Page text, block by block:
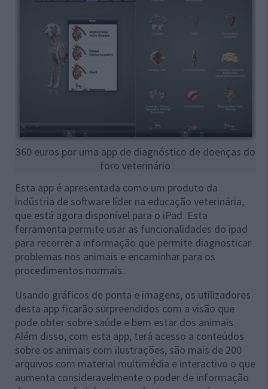
360 euros por uma app de diagnóstico de doenças do
foro veterinário
Esta app é apresentada como um produto da
indústria de software líder na educação veterinária,
que está agora disponível para o iPad. Esta
ferramenta permite usar as funcionalidades do ipad
para recorrer a informação que permite diagnosticar
problemas nos animais e encaminhar para os
procedimentos normais.
Usando gráficos de ponta e imagens, os utilizadores
desta app ficarão surpreendidos com a visão que
pode obter sobre saúde e bem estar dos animais.
Além disso, com esta app, terá acesso a conteúdos
sobre os animais com ilustrações, são mais de 200
arquivos com material multimédia e interactivo o que
aumenta consideravelmente o poder de informação